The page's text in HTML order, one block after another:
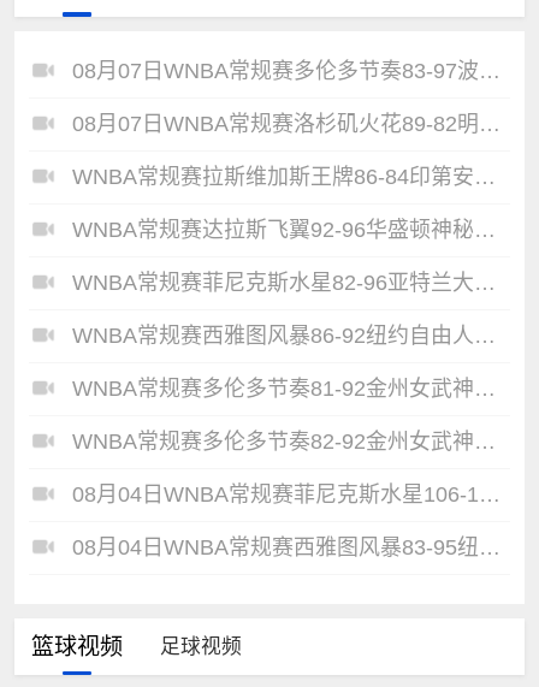
08月07日WNBA常规赛多伦多节奏83-97波特兰火焰集锦
08月07日WNBA常规赛洛杉矶火花89-82明尼苏达山猫全场集锦
WNBA常规赛拉斯维加斯王牌86-84印第安纳狂热全场集锦
WNBA常规赛达拉斯飞翼92-96华盛顿神秘人全场集锦
WNBA常规赛菲尼克斯水星82-96亚特兰大梦想全场集锦
WNBA常规赛西雅图风暴86-92纽约自由人全场集锦
WNBA常规赛多伦多节奏81-92金州女武神全场集锦
WNBA常规赛多伦多节奏82-92金州女武神全场集锦
08月04日WNBA常规赛菲尼克斯水星106-101芝加哥天空全场集锦
08月04日WNBA常规赛西雅图风暴83-95纽约自由人全场集锦
篮球视频 足球视频